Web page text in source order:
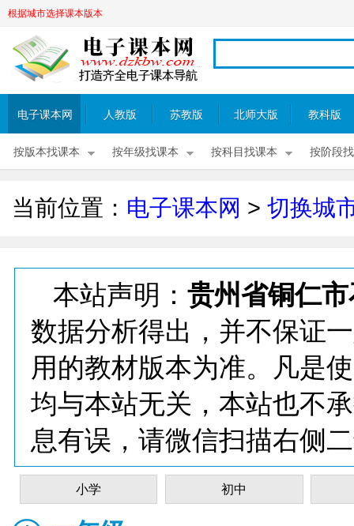
根据城市选择课本版本
电子课本网 人教版 苏教版 北师大版 教科版
按版本找课本 按年级找课本 按科目找课本 按阶段
当前位置： 电子课本网 > 切换城
本站声明： 贵州省铜仁
数据分析得出，并不保证
用的教材版本为准。凡是
均与本站无关，本站也不
息有误，请微信扫描右侧
小学 初中